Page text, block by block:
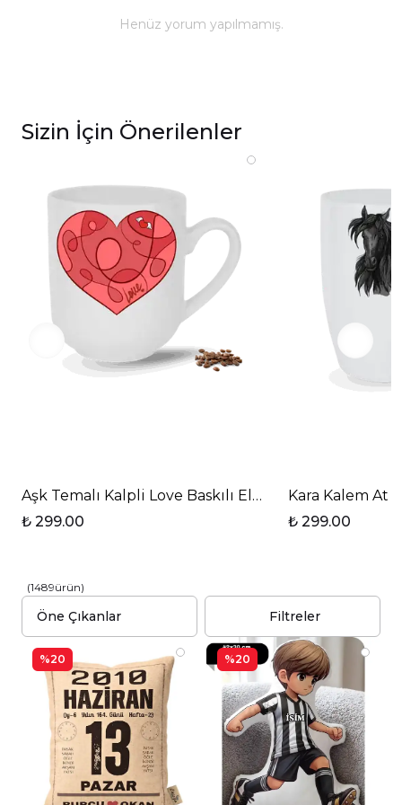
yıkanması önerilmektedir.
Henüz yorum yapılmamış.
Sizin İçin Önerilenler
Aşk Temalı Kalpli Love Baskılı Elit Lüx Porselen
₺ 299.00
Kara Kalem At
₺ 299.00
(1489ürün)
Filtreler
%20 %20